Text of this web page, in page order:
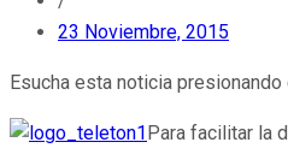
23 Noviembre, 2015
Esucha esta noticia
Para facilitar la